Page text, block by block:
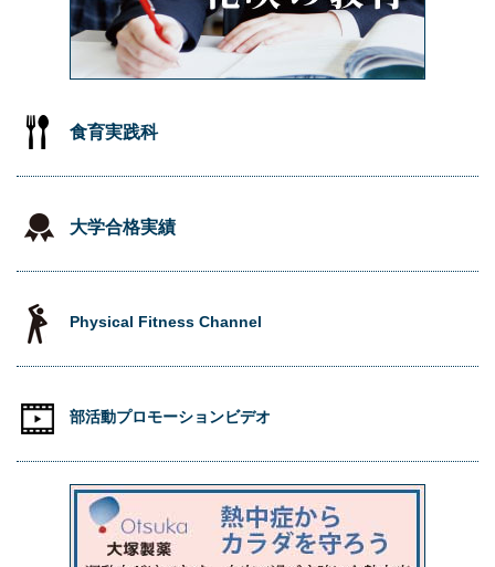
食育実践科
大学合格実績
Physical Fitness Channel
部活動プロモーションビデオ